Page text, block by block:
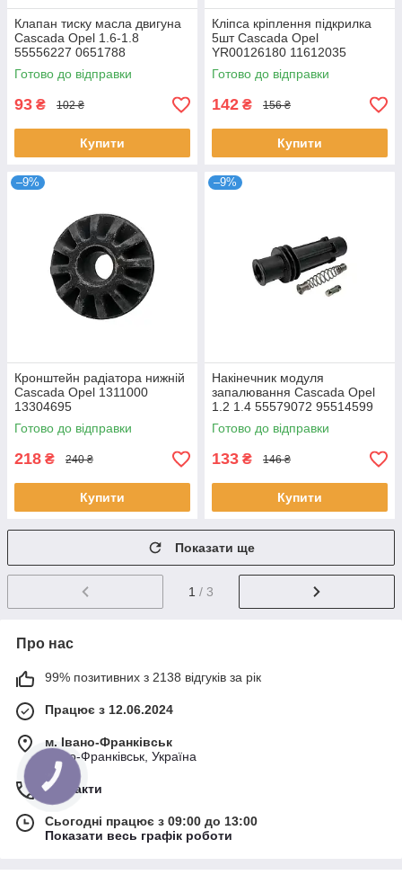
Клапан тиску масла двигуна
Cascada Opel 1.6-1.8
55556227 0651788
Готово до відправки
93 ₴ 102 ₴
Купити
Кліпса кріплення підкрилка
5шт Cascada Opel
YR00126180 11612035
2084034 11589292
Готово до відправки
142 ₴ 156 ₴
Купити
–9%
Кронштейн радіатора нижній
Cascada Opel 1311000
13304695
Готово до відправки
218 ₴ 240 ₴
Купити
–9%
Накінечник модуля
запалювання Cascada Opel
1.2 1.4 55579072 95514599
1208096 12126 880354
Готово до відправки
133 ₴ 146 ₴
Купити
Показати ще
1 / 3
Про нас
99% позитивних з 2138 відгуків за рік
Працює з 12.06.2024
м. Івано-Франківськ
Івано-Франківськ, Україна
Контакти
Сьогодні працює з 09:00 до 13:00
Показати весь графік роботи